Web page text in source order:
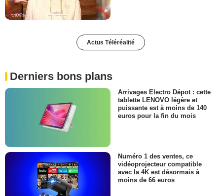
Actus Téléréalité
Derniers bons plans
Arrivages Electro Dépot : cette
tablette LENOVO légère et
puissante est à moins de 140
euros pour la fin du mois
Numéro 1 des ventes, ce
vidéoprojecteur compatible
avec la 4K est désormais à
moins de 66 euros